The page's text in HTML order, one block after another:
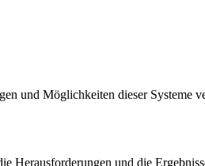
und Möglichkeiten dieser Systeme
Herausforderungen und die